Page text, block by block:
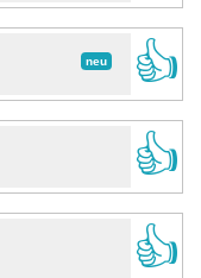
neu
👍
👍
👍